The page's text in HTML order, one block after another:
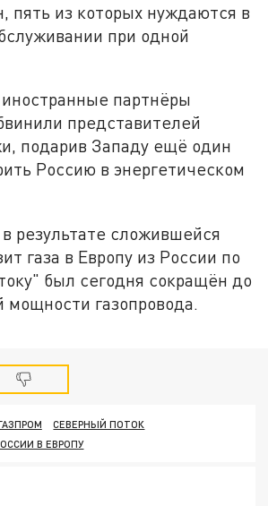
пять из которых нуждаются в
при одной
партнёры
представителей
подарив Западу ещё один
Россию в энергетическом
результате сложившейся
газа в Европу из России по
был сегодня сокращён до
мощности газопровода.
СЕВЕРНЫЙ ПОТОК
В ЕВРОПУ